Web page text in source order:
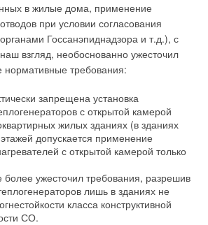
в жилые дома, применение
при условии согласования
Госсанэпиднадзора и т.д.), с
взгляд, необоснованно ужесточил
требования:
запрещена установка
с открытой камерой
жилых зданиях (в зданиях
допускается применение
с открытой камерой только
ужесточил требования, разрешив
лишь в зданиях не
класса конструктивной
СО.